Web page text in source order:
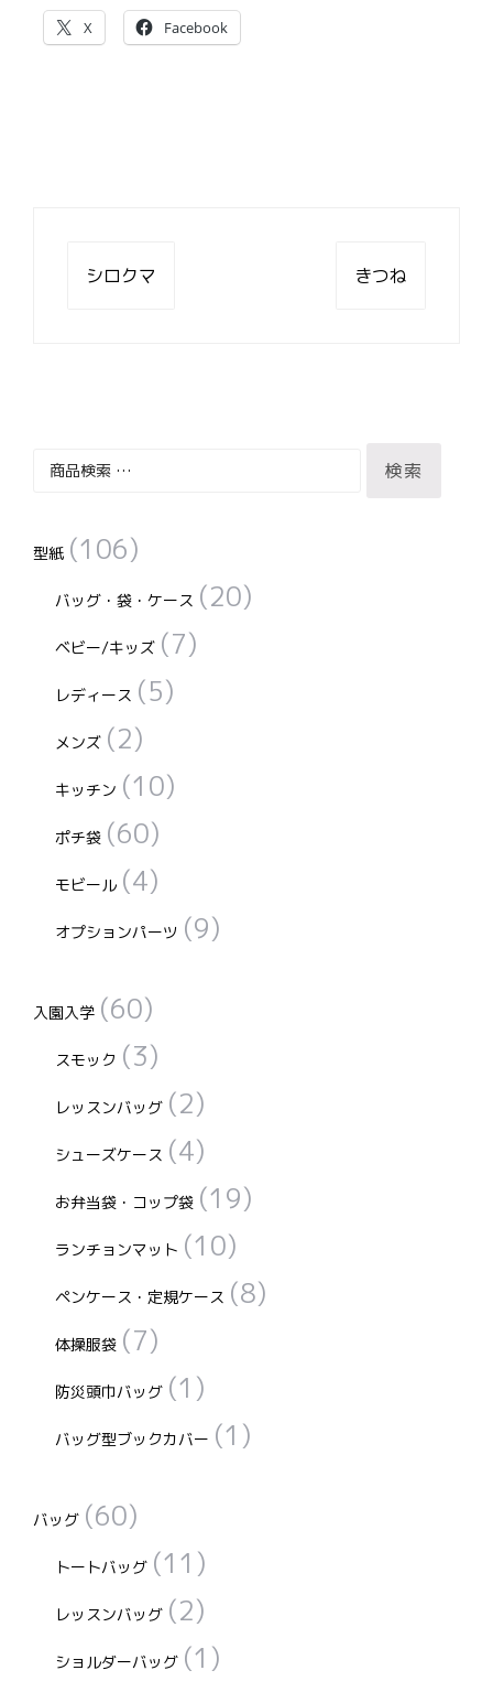
X Facebook
シロクマ きつね
象:
検索
型紙 (106)
バッグ・袋・ケース (20)
ベビー/キッズ (7)
レディース (5)
メンズ (2)
キッチン (10)
ポチ袋 (60)
モビール (4)
オプションパーツ (9)
入園入学 (60)
スモック (3)
レッスンバッグ (2)
シューズケース (4)
お弁当袋・コップ袋 (19)
ランチョンマット (10)
ペンケース・定規ケース (8)
体操服袋 (7)
防災頭巾バッグ (1)
バッグ型ブックカバー (1)
バッグ (60)
トートバッグ (11)
レッスンバッグ (2)
ショルダーバッグ (1)